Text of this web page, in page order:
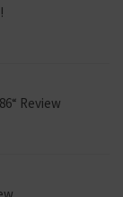
Review